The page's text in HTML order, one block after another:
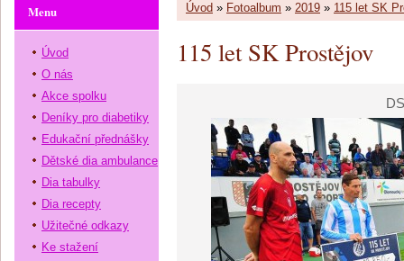
Úvod » Fotoalbum » 2019 » 115 let SK
115 let SK Prostějov
Menu
Úvod
O nás
Akce spolku
Deníky pro diabetiky
Edukační přednášky
Dětské dia ambulance
Dia tabulky
Dia recepty
Užitečné odkazy
Ke stažení